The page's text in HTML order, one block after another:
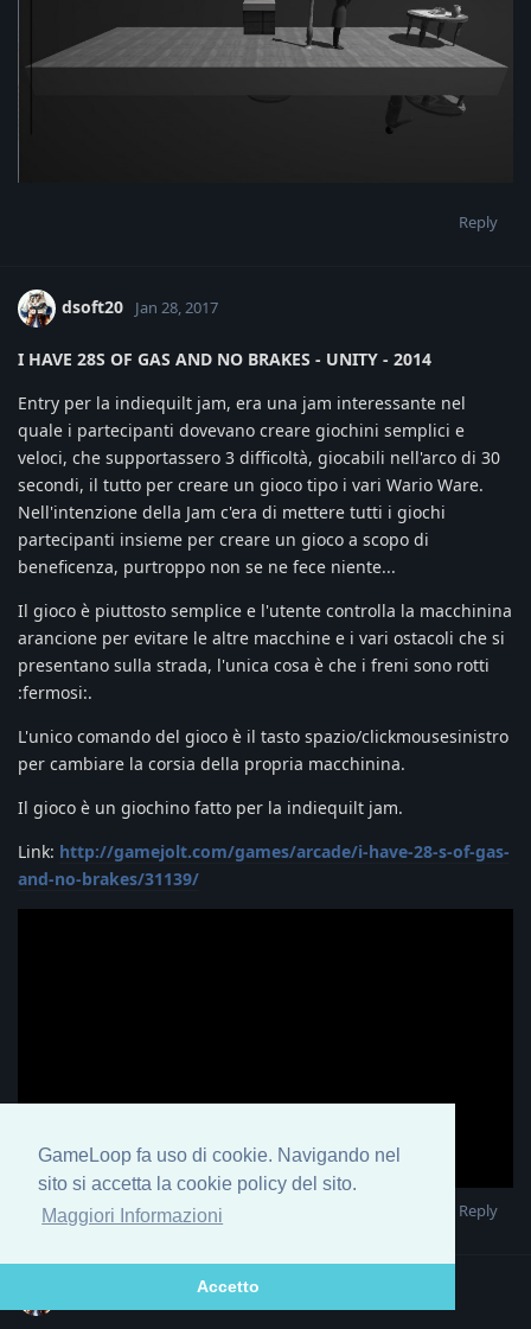
GameLoop fa uso di cookie. Navigando nel
sito si accetta la cookie policy del sito.
Maggiori Informazioni
Accetto
Reply
dsoft20 Jan 28, 2017
I HAVE 28S OF GAS AND NO BRAKES - UNITY - 2014
Entry per la indiequilt jam, era una jam interessante nel
quale i partecipanti dovevano creare giochini semplici e
veloci, che supportassero 3 difficoltà, giocabili nell'arco di 30
secondi, il tutto per creare un gioco tipo i vari Wario Ware.
Nell'intenzione della Jam c'era di mettere tutti i giochi
partecipanti insieme per creare un gioco a scopo di
beneficenza, purtroppo non se ne fece niente...
Il gioco è piuttosto semplice e l'utente controlla la macchinina
arancione per evitare le altre macchine e i vari ostacoli che si
presentano sulla strada, l'unica cosa è che i freni sono rotti
:fermosi:.
L'unico comando del gioco è il tasto spazio/clickmousesinistro
per cambiare la corsia della propria macchinina.
Il gioco è un giochino fatto per la indiequilt jam.
Link: http://gamejolt.com/games/arcade/i-have-28-s-of-gas-
and-no-brakes/31139/
Reply
Jan 28, 2017 Edited